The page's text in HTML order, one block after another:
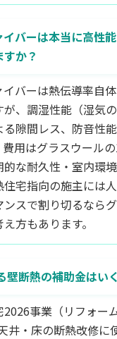
バーは本当に高性
か？
バーは熱伝導率自
、調湿性能（湿気
る隙間レス、防音性
用はグラスウール
な耐久性・室内環
宅指向の施主には
スで割り切るなら
方もあります。
壁断熱の補助金はい
2026事業（リフォー
井・床の断熱改修に